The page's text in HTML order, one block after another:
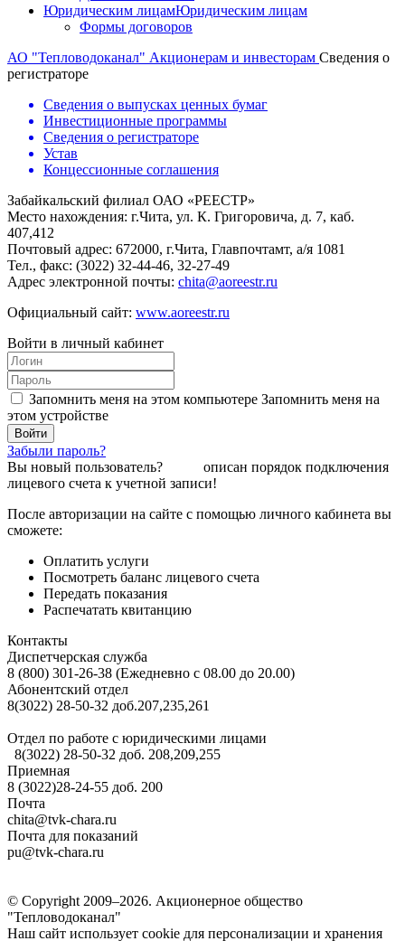
Юридическим лицамЮридическим лицам
Формы договоров
АО "Тепловодоканал" Акционерам и инвесторам Сведения о
регистраторе
Сведения о выпусках ценных бумаг
Инвестиционные программы
Сведения о регистраторе
Устав
Концессионные соглашения
Забайкальский филиал ОАО «РЕЕСТР»
Место нахождения: г.Чита, ул. К. Григоровича, д. 7, каб.
407,412
Почтовый адрес: 672000, г.Чита, Главпочтамт, а/я 1081
Тел., факс: (3022) 32-44-46, 32-27-49
Адрес электронной почты: chita@aoreestr.ru
Официальный сайт: www.aoreestr.ru
Войти в личный кабинет
Запомнить меня на этом компьютере Запомнить меня на
этом устройстве
Забыли пароль?
Вы новый пользователь?
описан порядок подключения
лицевого счета к учетной записи!
После авторизации на сайте с помощью личного кабинета вы
сможете:
Оплатить услуги
Посмотреть баланс лицевого счета
Передать показания
Распечатать квитанцию
Контакты
Диспетчерская служба
8 (800) 301-26-38 (Ежедневно с 08.00 до 20.00)
Абонентский отдел
8(3022) 28-50-32 доб.207,235,261
Отдел по работе с юридическими лицами
8(3022) 28-50-32 доб. 208,209,255
Приемная
8 (3022)28-24-55 доб. 200
Почта
chita@tvk-chara.ru
Почта для показаний
pu@tvk-chara.ru
© Copyright 2009–2026. Акционерное общество
"Тепловодоканал"
Наш сайт использует cookie для персонализации и хранения